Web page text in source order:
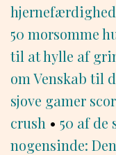
50 morsomme
til at hylle af
om Venskab til
sjove gamer
crush • 50 af de
nogensinde: